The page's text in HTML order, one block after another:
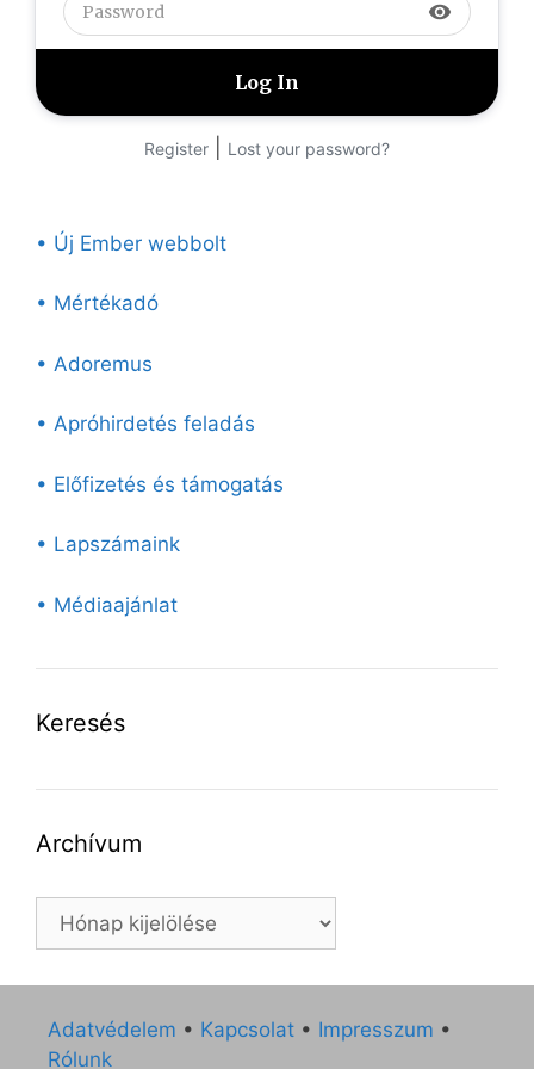
visibility
Register Lost your password?
• Új Ember webbolt
• Mértékadó
• Adoremus
• Apróhirdetés feladás
• Előfizetés és támogatás
• Lapszámaink
• Médiaajánlat
Keresés
Archívum
Archívum
Adatvédelem • Kapcsolat • Impresszum •
Rólunk